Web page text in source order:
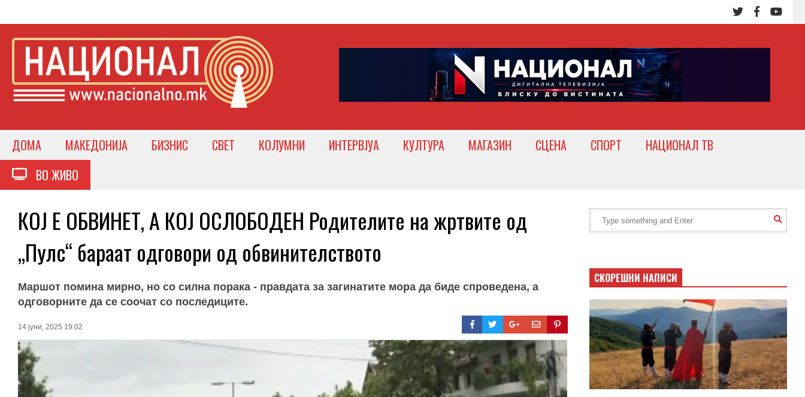
ДОМА МАКЕДОНИЈА БИЗНИС СВЕТ КОЛУМНИ ИНТЕРВЈУА КУЛТУРА МАГАЗИН СЦЕНА СПОРТ
НАЦИОНАЛ ТВ
ВО ЖИВО
КОЈ Е ОБВИНЕТ, А КОЈ ОСЛОБОДЕН Родителите на жртвите од
„Пулс“ бараат одговори од обвинителството
Маршот помина мирно, но со силна порака - правдата за загинатите мора да биде спроведена, а
одговорните да се соочат со последиците.
14 јуни, 2025 19:02
СКОРЕШНИ НАПИСИ